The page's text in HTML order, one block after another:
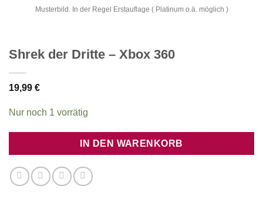
Musterbild. In der Regel Erstauflage ( Platinum o.ä. möglich )
Shrek der Dritte – Xbox 360
19,99 €
Nur noch 1 vorrätig
IN DEN WARENKORB